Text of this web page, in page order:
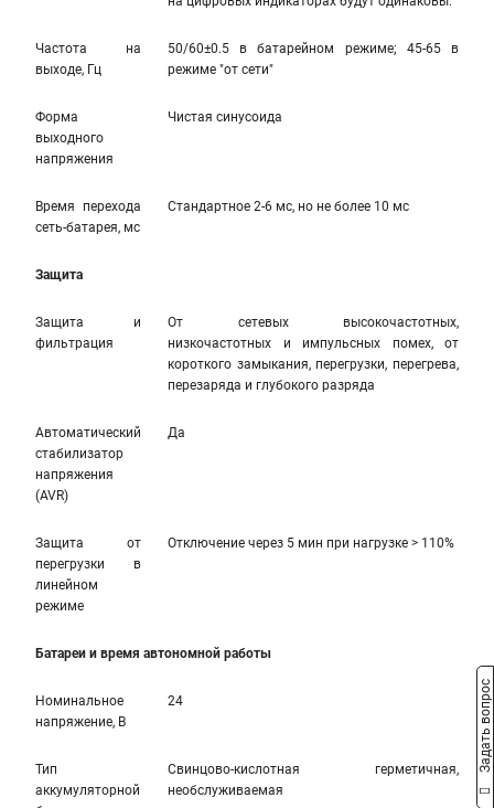
Частота на
выходе, Гц
50/60±0.5 в батарейном режиме; 45-65 в
режиме "от сети"
Форма
выходного
напряжения
Чистая синусоида
Время перехода
сеть-батарея, мс
Стандартное 2-6 мс, но не более 10 мс
Защита
Защита и
фильтрация
От сетевых высокочастотных,
низкочастотных и импульсных помех, от
короткого замыкания, перегрузки, перегрева,
перезаряда и глубокого разряда
Автоматический
стабилизатор
напряжения
(AVR)
Да
Защита от
перегрузки в
линейном
режиме
Отключение через 5 мин при нагрузке > 110%
Батареи и время автономной работы
Номинальное
напряжение, В
24
Тип
аккумуляторной
Свинцово-кислотная герметичная,
необслуживаемая
Задать вопрос